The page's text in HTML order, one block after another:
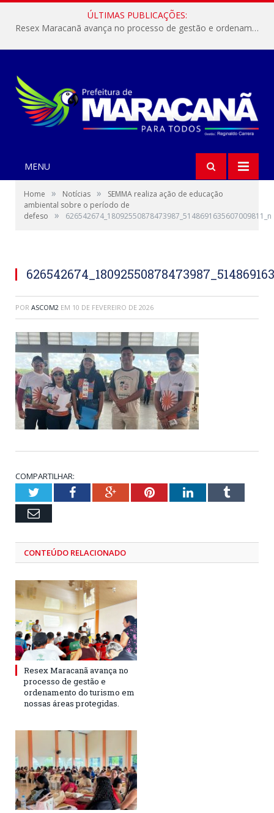
ÚLTIMAS PUBLICAÇÕES:
Resex Maracanã avança no processo de gestão e ordenamento do turismo em nossas áreas protegidas.
MENU
Home » Notícias »
SEMMA realiza ação de educação
ambiental sobre o período de
defeso
» 626542674_18092550878473987_5148691635607009811_n
POR ASCOM2 EM 10 DE FEVEREIRO DE 2026
COMPARTILHAR:
TwitterFacebookGoogle+PinterestLinkedInTumblr
Email
CONTEÚDO RELACIONADO
Resex Maracanã avança no
processo de gestão e
ordenamento do turismo em
nossas áreas protegidas.